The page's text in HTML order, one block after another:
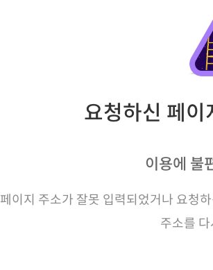
요청하신 페
이용에 불
페이지 주소가 잘못 입력되었거나 요청
주소를